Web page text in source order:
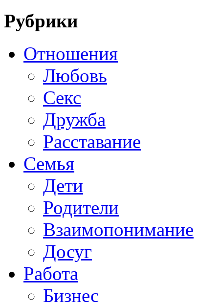
Рубрики
Отношения
Любовь
Секс
Дружба
Расставание
Семья
Дети
Родители
Взаимопонимание
Досуг
Работа
Бизнес